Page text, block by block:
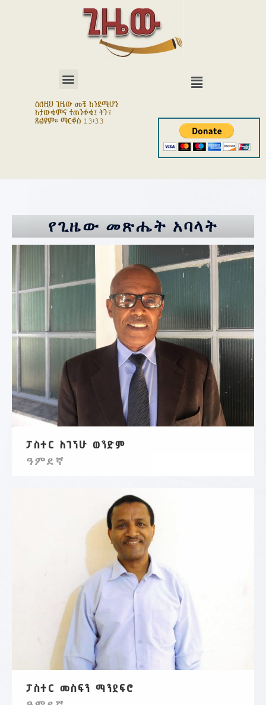
ስለዚህ ጊዜው መቼ እንደሚሆን
አታውቁምና ተጠንቀቁ፤ ትጉ፣
ጸልዩም። ማርቆስ 13፡33
የጊዜው መጽሔት አባላት
ፓስተር አገኘሁ ወንድም
ዓምደኛ
ፓስተር መስፍን ማንደፍሮ